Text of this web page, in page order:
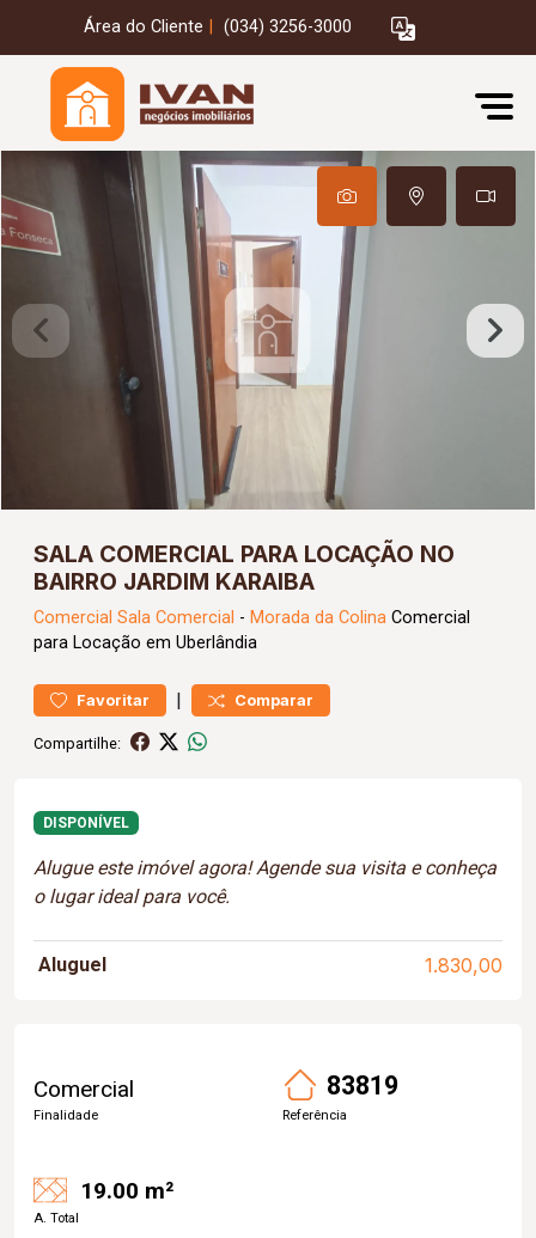
Área do Cliente (034) 3256-3000
SALA COMERCIAL PARA LOCAÇÃO NO
BAIRRO JARDIM KARAIBA
Comercial Sala Comercial - Morada da Colina Comercial
para Locação em Uberlândia
Favoritar | Comparar
Compartilhe:
DISPONÍVEL
Alugue este imóvel agora! Agende sua visita e conheça
o lugar ideal para você.
Aluguel 1.830,00
Comercial
Finalidade
83819
Referência
19.00 m²
A. Total